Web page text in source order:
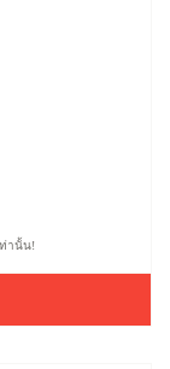
ท่านั้น!